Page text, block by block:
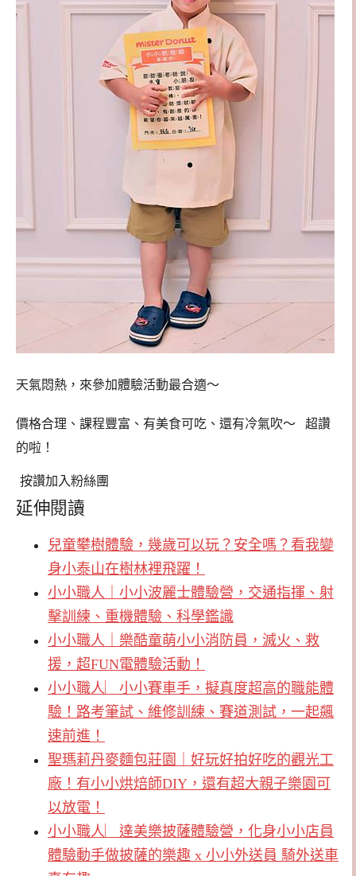
天氣悶熱，來參加體驗活動最合適～
價格合理、課程豐富、有美食可吃、還有冷氣吹～ 超讚
的啦！
按讚加入粉絲團
延伸閱讀
兒童攀樹體驗，幾歲可以玩？安全嗎？看我變
身小泰山在樹林裡飛躍！
小小職人｜小小波麗士體驗營，交通指揮、射
擊訓練、重機體驗、科學鑑識
小小職人｜樂酷童萌小小消防員，滅火、救
援，超FUN電體驗活動！
小小職人︳小小賽車手，擬真度超高的職能體
驗！路考筆試、維修訓練、賽道測試，一起飆
速前進！
聖瑪莉丹麥麵包莊園｜好玩好拍好吃的觀光工
廠！有小小烘焙師DIY，還有超大親子樂園可
以放電！
小小職人︳達美樂披薩體驗營，化身小小店員
體驗動手做披薩的樂趣 x 小小外送員 騎外送車